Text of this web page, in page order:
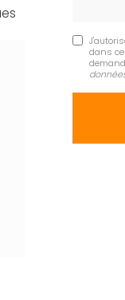
dans